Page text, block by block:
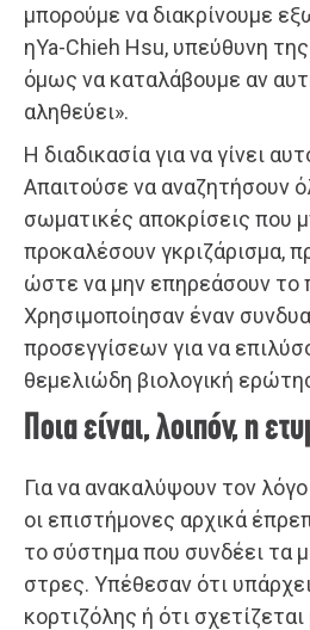
μπορούμε να διακρίνουμε
ηYa-Chieh Hsu, υπεύθυνη
όμως να καταλάβουμε αν
αληθεύει».
Η διαδικασία για να γίνει
Απαιτούσε να αναζητήσουν
σωματικές αποκρίσεις που
προκαλέσουν γκριζάρισμα,
ώστε να μην επηρεάσουν το
Χρησιμοποίησαν έναν
προσεγγίσεων για να
θεμελιώδη βιολογική
Ποια είναι, λοιπόν, η
Για να ανακαλύψουν τον
οι επιστήμονες αρχικά
το σύστημα που συνδέει τα
στρες. Υπέθεσαν ότι
κορτιζόλης ή ότι σχετίζεται